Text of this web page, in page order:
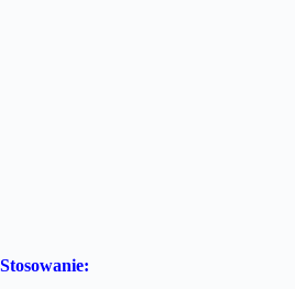
Stosowanie: